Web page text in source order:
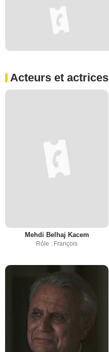
Acteurs et actrices
Mehdi Belhaj Kacem
Rôle : François